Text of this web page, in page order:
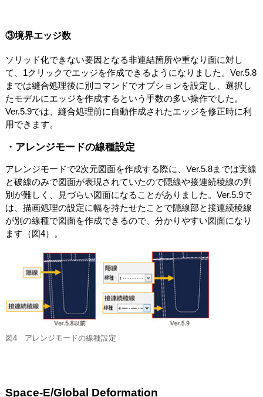
③境界エッジ数
ソリッド化できない要因となる非連結箇所や重なり面に対し
て、1クリックでエッジを作成できるようになりました。Ver.5.8
までは縫合処理後に別コマンドでオプションを設定し、選択し
たモデルにエッジを作成するという手数の多い操作でした。
Ver.5.9では、縫合処理前に自動作成されたエッジを修正時に利
用できます。
・アレンジモードの線種設定
アレンジモードで2次元図面を作成する際に、Ver.5.8までは実線
と破線のみで図面が表現されていたので隠線や接連続稜線の判
別が難しく、見づらい図面になることがありました。Ver.5.9で
は、描画処理の設定に幅を持たせたことで隠線部と接連続稜線
が別の線種で図面を作成できるので、分かりやすい図面になり
ます（図4）。
図4 アレンジモードの線種設定
Space-E/Global Deformation